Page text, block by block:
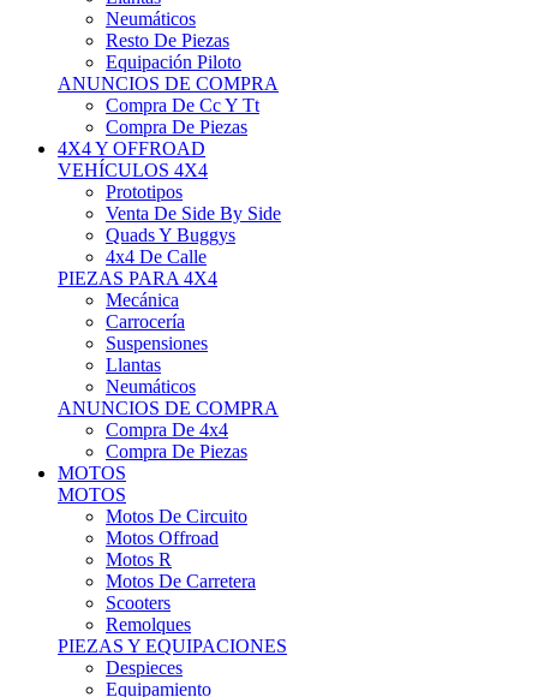
Resto De Piezas
Equipación Piloto
ANUNCIOS DE COMPRA
Compra De Cc Y Tt
Compra De Piezas
4X4 Y OFFROAD
VEHÍCULOS 4X4
Prototipos
Venta De Side By Side
Quads Y Buggys
4x4 De Calle
PIEZAS PARA 4X4
Mecánica
Carrocería
Suspensiones
Llantas
Neumáticos
ANUNCIOS DE COMPRA
Compra De 4x4
Compra De Piezas
MOTOS
MOTOS
Motos De Circuito
Motos Offroad
Motos R
Motos De Carretera
Scooters
Remolques
PIEZAS Y EQUIPACIONES
Despieces
Equipamiento
Neumáticos